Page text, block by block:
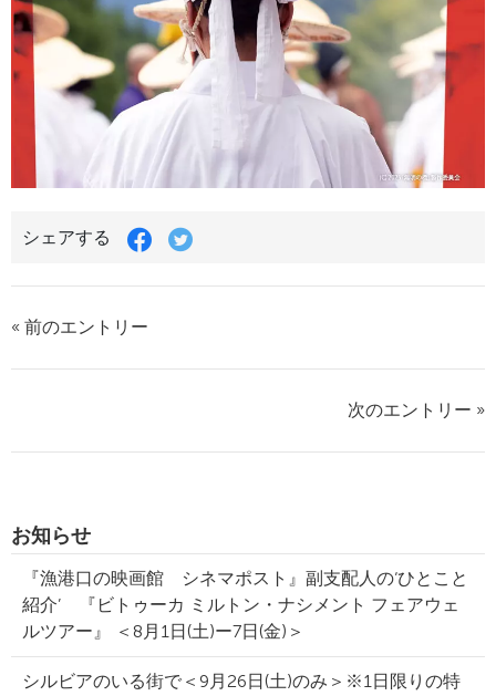
シェアする
« 前のエントリー
次のエントリー »
お知らせ
『漁港口の映画館 シネマポスト』副支配人の‘ひとこと
紹介’ 『ビトゥーカ ミルトン・ナシメント フェアウェ
ルツアー』 ＜8月1日(土)ー7日(金)＞
シルビアのいる街で＜9月26日(土)のみ＞※1日限りの特